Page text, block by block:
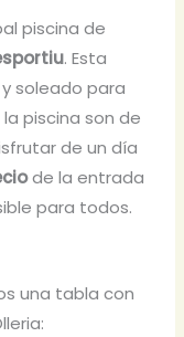
piscina de
. Esta
soleado para
piscina son de
de un día
de la entrada
para todos.
una tabla con